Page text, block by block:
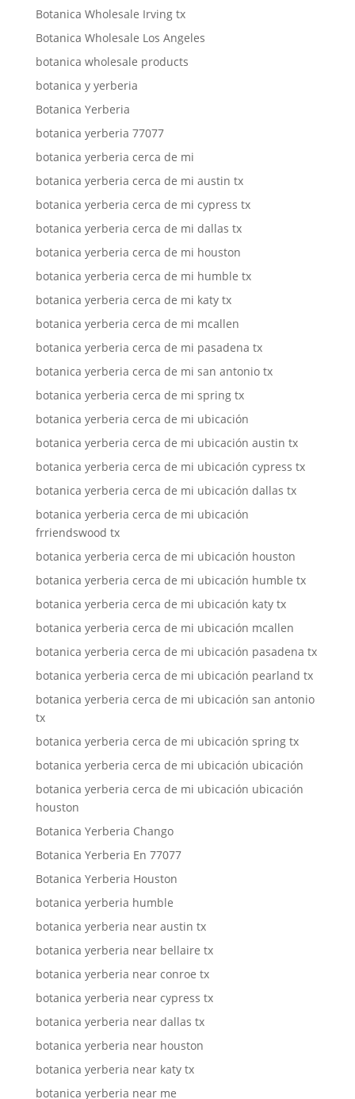
Botanica Wholesale Irving tx
Botanica Wholesale Los Angeles
botanica wholesale products
botanica y yerberia
Botanica Yerberia
botanica yerberia 77077
botanica yerberia cerca de mi
botanica yerberia cerca de mi austin tx
botanica yerberia cerca de mi cypress tx
botanica yerberia cerca de mi dallas tx
botanica yerberia cerca de mi houston
botanica yerberia cerca de mi humble tx
botanica yerberia cerca de mi katy tx
botanica yerberia cerca de mi mcallen
botanica yerberia cerca de mi pasadena tx
botanica yerberia cerca de mi san antonio tx
botanica yerberia cerca de mi spring tx
botanica yerberia cerca de mi ubicación
botanica yerberia cerca de mi ubicación austin tx
botanica yerberia cerca de mi ubicación cypress tx
botanica yerberia cerca de mi ubicación dallas tx
botanica yerberia cerca de mi ubicación
frriendswood tx
botanica yerberia cerca de mi ubicación houston
botanica yerberia cerca de mi ubicación humble tx
botanica yerberia cerca de mi ubicación katy tx
botanica yerberia cerca de mi ubicación mcallen
botanica yerberia cerca de mi ubicación pasadena tx
botanica yerberia cerca de mi ubicación pearland tx
botanica yerberia cerca de mi ubicación san antonio
tx
botanica yerberia cerca de mi ubicación spring tx
botanica yerberia cerca de mi ubicación ubicación
botanica yerberia cerca de mi ubicación ubicación
houston
Botanica Yerberia Chango
Botanica Yerberia En 77077
Botanica Yerberia Houston
botanica yerberia humble
botanica yerberia near austin tx
botanica yerberia near bellaire tx
botanica yerberia near conroe tx
botanica yerberia near cypress tx
botanica yerberia near dallas tx
botanica yerberia near houston
botanica yerberia near katy tx
botanica yerberia near me